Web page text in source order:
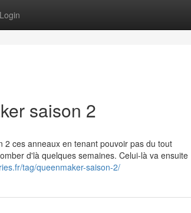
Login
saison 2
ces anneaux en tenant pouvoir pas du tout
d'là quelques semaines. Celui-là va ensuite
tag/queenmaker-saison-2/